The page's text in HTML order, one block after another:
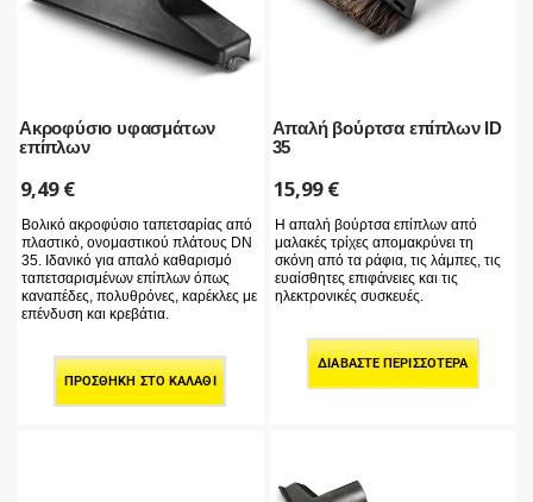
Ακροφύσιο υφασμάτων
επίπλων
9,49€
Βολικό ακροφύσιο ταπετσαρίας από
πλαστικό, ονομαστικού πλάτους DN
35. Ιδανικό για απαλό καθαρισμό
ταπετσαρισμένων επίπλων όπως
καναπέδες, πολυθρόνες, καρέκλες με
επένδυση και κρεβάτια.
ΠΡΟΣΘΉΚΗ ΣΤΟ ΚΑΛΆΘΙ
Απαλή βούρτσα επίπλων ID
35
15,99€
Η απαλή βούρτσα επίπλων από
μαλακές τρίχες απομακρύνει τη
σκόνη από τα ράφια, τις λάμπες, τις
ευαίσθητες επιφάνειες και τις
ηλεκτρονικές συσκευές.
ΔΙΑΒΆΣΤΕ ΠΕΡΙΣΣΌΤΕΡΑ